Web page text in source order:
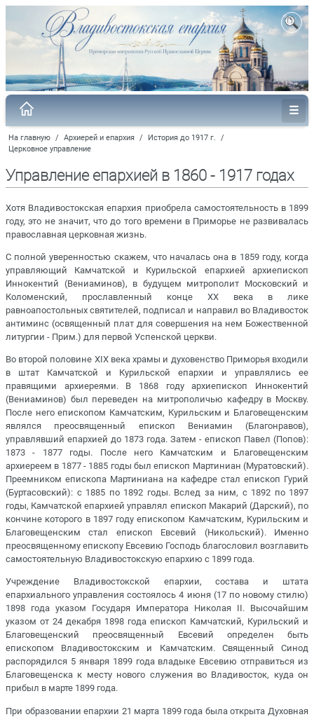
На главную / Архиерей и епархия / История до 1917 г.
/
Церковное управление
Управление епархией в 1860 - 1917 годах
Хотя Владивостокская епархия приобрела самостоятельность в 1899
году, это не значит, что до того времени в Приморье не развивалась
православная церковная жизнь.
С полной уверенностью скажем, что началась она в 1859 году, когда
управляющий Камчатской и Курильской епархией архиепископ
Иннокентий (Вениаминов), в будущем митрополит Московский и
Коломенский, прославленный конце XX века в лике
равноапостольных святителей, подписал и направил во Владивосток
антиминс (освященный плат для совершения на нем Божественной
литургии - Прим.) для первой Успенской церкви.
Во второй половине XIX века храмы и духовенство Приморья входили
в штат Камчатской и Курильской епархии и управлялись ее
правящими архиереями. В 1868 году архиепископ Иннокентий
(Вениаминов) был переведен на митрополичью кафедру в Москву.
После него епископом Камчатским, Курильским и Благовещенским
являлся преосвященный епископ Вениамин (Благонравов),
управлявший епархией до 1873 года. Затем - епископ Павел (Попов):
1873 - 1877 годы. После него Камчатским и Благовещенским
архиереем в 1877 - 1885 годы был епископ Мартиниан (Муратовский).
Преемником епископа Мартиниана на кафедре стал епископ Гурий
(Буртасовский): с 1885 по 1892 годы. Вслед за ним, с 1892 по 1897
годы, Камчатской епархией управлял епископ Макарий (Дарский), по
кончине которого в 1897 году епископом Камчатским, Курильским и
Благовещенским стал епископ Евсевий (Никольский). Именно
преосвященному епископу Евсевию Господь благословил возглавить
самостоятельную Владивостокскую епархию с 1899 года.
Учреждение Владивостокской епархии, состава и штата
епархиального управления состоялось 4 июня (17 по новому стилю)
1898 года указом Государя Императора Николая II. Высочайшим
указом от 24 декабря 1898 года епископ Камчатский, Курильский и
Благовещенский преосвященный Евсевий определен быть
епископом Владивостокским и Камчатским. Священный Синод
распорядился 5 января 1899 года владыке Евсевию отправиться из
Благовещенска к месту нового служения во Владивосток, куда он
прибыл в марте 1899 года.
При образовании епархии 21 марта 1899 года была открыта Духовная